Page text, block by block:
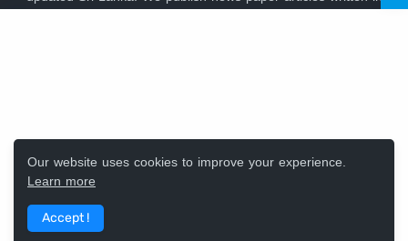
Our website uses cookies to improve your experience.
Learn more
Accept !